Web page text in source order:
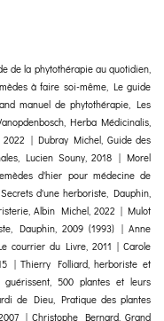
de la phytothérapie au quotidien,
à faire soi-même, Le guide
manuel de phytothérapie, Les
Herba Médicinalis,
2022 | Dubray Michel, Guide des
Lucien Souny, 2018 | Morel
d'hier pour médecine de
d'une herboriste, Dauphin,
Albin Michel, 2022 | Mulot
Dauphin, 2009 (1993) | Anne
courrier du Livre, 2011 | Carole
| Thierry Folliard, herboriste et
500 plantes et leurs
de Dieu, Pratique des plantes
| Christophe Bernard, Grand